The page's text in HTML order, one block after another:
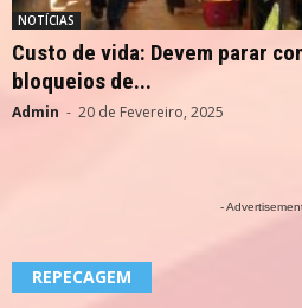
NOTÍCIAS
Custo de vida: Devem parar
bloqueios de...
Admin - 20 de Fevereiro, 2025
-
REPECAGEM